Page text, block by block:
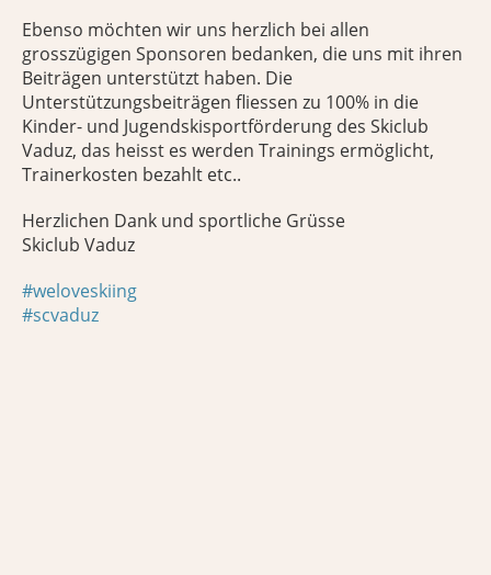
Ebenso möchten wir uns herzlich bei allen
grosszügigen Sponsoren bedanken, die uns mit ihren
Beiträgen unterstützt haben. Die
Unterstützungsbeiträgen fliessen zu 100% in die
Kinder- und Jugendskisportförderung des Skiclub
Vaduz, das heisst es werden Trainings ermöglicht,
Trainerkosten bezahlt etc..
Herzlichen Dank und sportliche Grüsse
Skiclub Vaduz
#weloveskiing
#scvaduz